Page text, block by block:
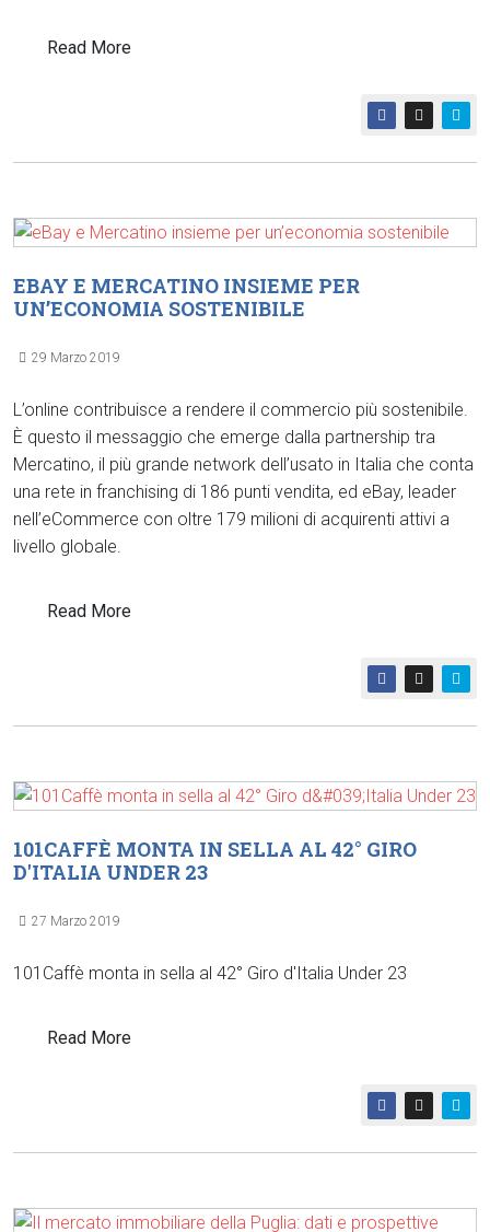
Read More
EBAY E MERCATINO INSIEME PER
UN’ECONOMIA SOSTENIBILE
29 Marzo 2019
L’online contribuisce a rendere il commercio più sostenibile.
È questo il messaggio che emerge dalla partnership tra
Mercatino, il più grande network dell’usato in Italia che conta
una rete in franchising di 186 punti vendita, ed eBay, leader
nell’eCommerce con oltre 179 milioni di acquirenti attivi a
livello globale.
Read More
101CAFFÈ MONTA IN SELLA AL 42° GIRO
D'ITALIA UNDER 23
27 Marzo 2019
101Caffè monta in sella al 42° Giro d'Italia Under 23
Read More